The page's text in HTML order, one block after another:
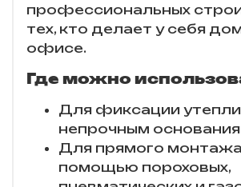
профессиональных
тех, кто делает у себя
офисе.
Где можно
Для фиксации
непрочным
Для прямого
помощью пороховых,